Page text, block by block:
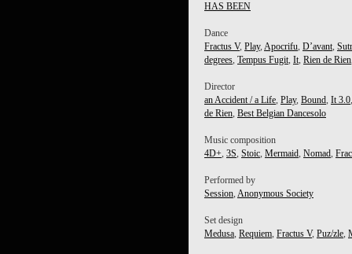
HAS BEEN
Dance
Fractus V, Play, Apocrifu, D’avant,
degrees, Tempus Fugit, It, Rien de Rien
Director
an Accident / a Life, Play, Bound, It 3.0
de Rien, Best Belgian Dancesolo
Music composition
4D+, 3S, Stoic, Mermaid, Nomad,
Performed by
Session, Anonymous Society
Set design
Medusa, Requiem, Fractus V, Puz/zle,